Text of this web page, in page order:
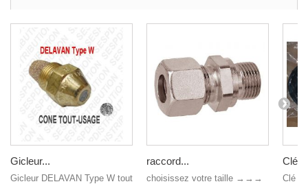
Gicleur...
Gicleur DELAVAN Type W tout
raccord...
choisissez votre taille →→→
Clé
Clé